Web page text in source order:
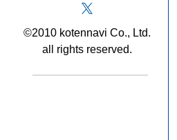
©2010 kotennavi Co., Ltd.
all rights reserved.